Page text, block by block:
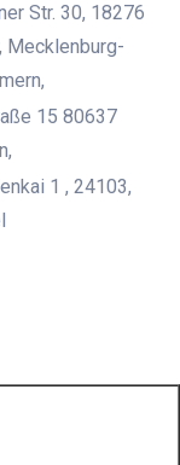
Str. 30, 18276
Mecklenburg-
15 80637
1 , 24103,